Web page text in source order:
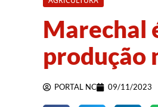
Marechal
produção
PORTAL NC 09/11/2023